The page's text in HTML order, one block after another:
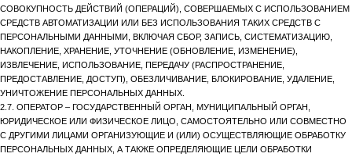
СОВОКУПНОСТЬ ДЕЙСТВИЙ (ОПЕРАЦИЙ), СОВЕРШАЕМЫХ С ИСПОЛЬЗОВАНИЕМ
СРЕДСТВ АВТОМАТИЗАЦИИ ИЛИ БЕЗ ИСПОЛЬЗОВАНИЯ ТАКИХ СРЕДСТВ С
ПЕРСОНАЛЬНЫМИ ДАННЫМИ, ВКЛЮЧАЯ СБОР, ЗАПИСЬ, СИСТЕМАТИЗАЦИЮ,
НАКОПЛЕНИЕ, ХРАНЕНИЕ, УТОЧНЕНИЕ (ОБНОВЛЕНИЕ, ИЗМЕНЕНИЕ),
ИЗВЛЕЧЕНИЕ, ИСПОЛЬЗОВАНИЕ, ПЕРЕДАЧУ (РАСПРОСТРАНЕНИЕ,
ПРЕДОСТАВЛЕНИЕ, ДОСТУП), ОБЕЗЛИЧИВАНИЕ, БЛОКИРОВАНИЕ, УДАЛЕНИЕ,
УНИЧТОЖЕНИЕ ПЕРСОНАЛЬНЫХ ДАННЫХ.
2.7. ОПЕРАТОР – ГОСУДАРСТВЕННЫЙ ОРГАН, МУНИЦИПАЛЬНЫЙ ОРГАН,
ЮРИДИЧЕСКОЕ ИЛИ ФИЗИЧЕСКОЕ ЛИЦО, САМОСТОЯТЕЛЬНО ИЛИ СОВМЕСТНО
С ДРУГИМИ ЛИЦАМИ ОРГАНИЗУЮЩИЕ И (ИЛИ) ОСУЩЕСТВЛЯЮЩИЕ ОБРАБОТКУ
ПЕРСОНАЛЬНЫХ ДАННЫХ, А ТАКЖЕ ОПРЕДЕЛЯЮЩИЕ ЦЕЛИ ОБРАБОТКИ